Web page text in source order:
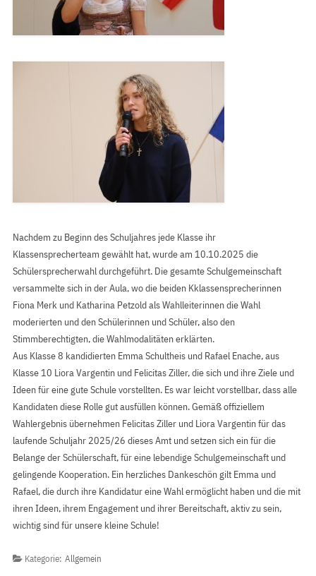
Nachdem zu Beginn des Schuljahres jede Klasse ihr
Klassensprecherteam gewählt hat, wurde am 10.10.2025 die
Schülersprecherwahl durchgeführt. Die gesamte Schulgemeinschaft
versammelte sich in der Aula, wo die beiden Kklassensprecherinnen
Fiona Merk und Katharina Petzold als Wahlleiterinnen die Wahl
moderierten und den Schülerinnen und Schüler, also den
Stimmberechtigten, die Wahlmodalitäten erklärten.
Aus Klasse 8 kandidierten Emma Schultheis und Rafael Enache, aus
Klasse 10 Liora Vargentin und Felicitas Ziller, die sich und ihre Ziele und
Ideen für eine gute Schule vorstellten. Es war leicht vorstellbar, dass alle
Kandidaten diese Rolle gut ausfüllen können. Gemäß offiziellem
Wahlergebnis übernehmen Felicitas Ziller und Liora Vargentin für das
laufende Schuljahr 2025/26 dieses Amt und setzen sich ein für die
Belange der Schülerschaft, für eine lebendige Schulgemeinschaft und
gelingende Kooperation. Ein herzliches Dankeschön gilt Emma und
Rafael, die durch ihre Kandidatur eine Wahl ermöglicht haben und die mit
ihren Ideen, ihrem Engagement und ihrer Bereitschaft, aktiv zu sein,
wichtig sind für unsere kleine Schule!
Kategorie: Allgemein